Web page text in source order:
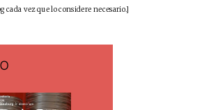
cada vez que lo considere necesario.]